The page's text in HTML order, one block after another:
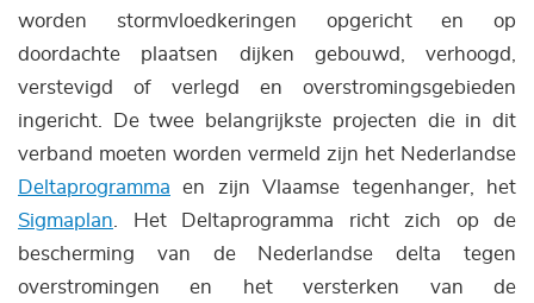
worden stormvloedkeringen opgericht en op
doordachte plaatsen dijken gebouwd, verhoogd,
verstevigd of verlegd en overstromingsgebieden
ingericht. De twee belangrijkste projecten die in dit
verband moeten worden vermeld zijn het Nederlandse
Deltaprogramma en zijn Vlaamse tegenhanger, het
Sigmaplan . Het Deltaprogramma richt zich op de
bescherming van de Nederlandse delta tegen
overstromingen en het versterken van de